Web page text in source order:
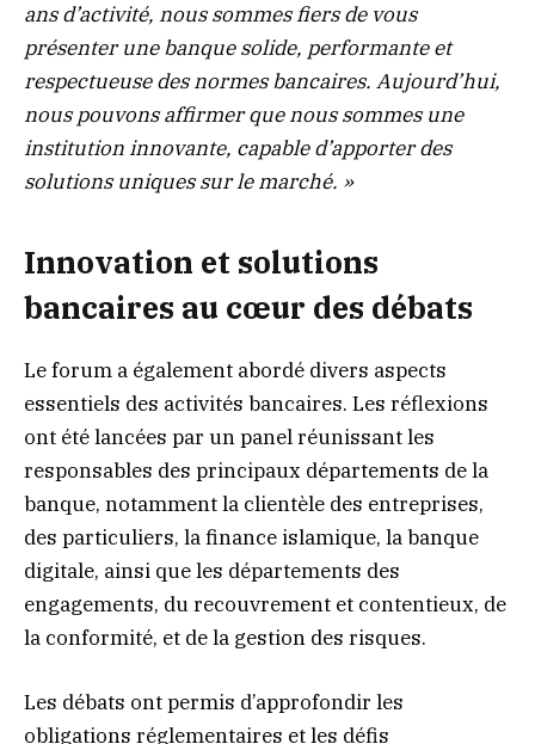
ans d’activité, nous sommes fiers de vous
présenter une banque solide, performante et
respectueuse des normes bancaires. Aujourd’hui,
nous pouvons affirmer que nous sommes une
institution innovante, capable d’apporter des
solutions uniques sur le marché. »
Innovation et solutions
bancaires au cœur des débats
Le forum a également abordé divers aspects
essentiels des activités bancaires. Les réflexions
ont été lancées par un panel réunissant les
responsables des principaux départements de la
banque, notamment la clientèle des entreprises,
des particuliers, la finance islamique, la banque
digitale, ainsi que les départements des
engagements, du recouvrement et contentieux, de
la conformité, et de la gestion des risques.
Les débats ont permis d’approfondir les
obligations réglementaires et les défis